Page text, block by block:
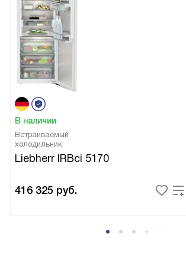
В наличии
Встраиваемый
холодильник
Liebherr IRBci 5170
416 325 руб.